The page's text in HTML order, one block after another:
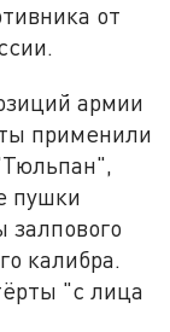
от
армии
применили
пушки
калибра.
"с лица